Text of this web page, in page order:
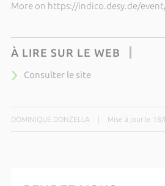
More on https://indico.desy.de/
À LIRE SUR LE WEB
Consulter le site
DOMINIQUE DONZELLA Mise à jour le